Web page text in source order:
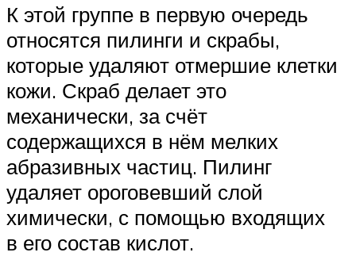
К этой группе в первую очередь
относятся пилинги и скрабы,
которые удаляют отмершие клетки
кожи. Скраб делает это
механически, за счёт
содержащихся в нём мелких
абразивных частиц. Пилинг
удаляет ороговевший слой
химически, с помощью входящих
в его состав кислот.